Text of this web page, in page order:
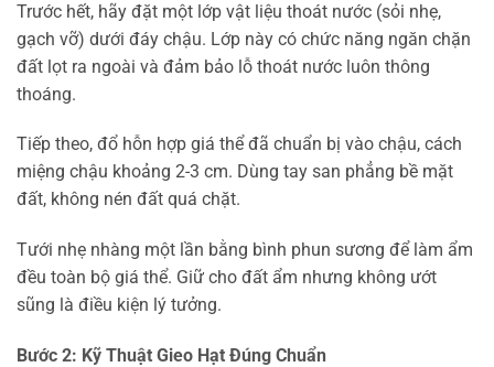
Trước hết, hãy đặt một lớp vật liệu thoát nước (sỏi nhẹ,
gạch vỡ) dưới đáy chậu. Lớp này có chức năng ngăn chặn
đất lọt ra ngoài và đảm bảo lỗ thoát nước luôn thông
thoáng.
Tiếp theo, đổ hỗn hợp giá thể đã chuẩn bị vào chậu, cách
miệng chậu khoảng 2-3 cm. Dùng tay san phẳng bề mặt
đất, không nén đất quá chặt.
Tưới nhẹ nhàng một lần bằng bình phun sương để làm ẩm
đều toàn bộ giá thể. Giữ cho đất ẩm nhưng không ướt
sũng là điều kiện lý tưởng.
Bước 2: Kỹ Thuật Gieo Hạt Đúng Chuẩn